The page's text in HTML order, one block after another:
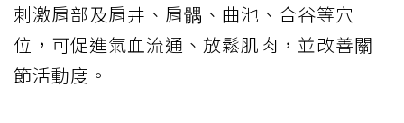
刺激肩部及肩井、肩髃、曲池、合谷等穴
位，可促進氣血流通、放鬆肌肉，並改善關
節活動度。